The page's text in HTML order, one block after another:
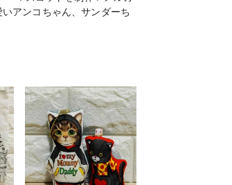
アンコちゃん、サンダーち